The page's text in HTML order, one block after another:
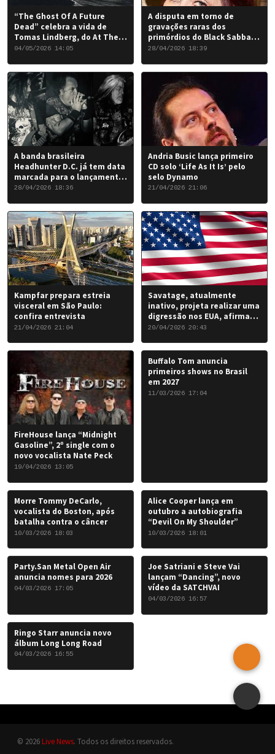
“The Ghost Of A Future
Dead” celebra a vida de
Tomas Lindberg, do At The
Gates
04/05/2026 14:05
A disputa em torno de
gravações raras dos
primórdios do Black Sabbath
chegou a um desfecho
28/04/2026 18:39
A banda brasileira
Headhunter D.C. já tem data
marcada para o lançamento
do seu novo álbum “Rise of
28/04/2026 18:36
Andria Busic lança primeiro
CD solo ‘Life As It Is’ pelo
selo Dynamo
21/04/2026 21:06
Kampfar prepara estreia
visceral em São Paulo:
confira entrevista
21/04/2026 21:04
Savatage, atualmente
inativo, projeta realizar uma
digressão nos EUA, afirma
Chris Caffery
20/04/2026 20:43
FireHouse lança “Midnight
Gasoline”, 2º single com o
novo vocalista Nate Peck
19/04/2026 13:05
Buffalo Tom anuncia
primeiros shows no Brasil
em 2027
11/03/2026 17:04
Morre Tommy DeCarlo,
vocalista do Boston, após
batalha contra o câncer
10/03/2026 18:03
Alice Cooper lança em
outubro a autobiografia
“Devil On My Shoulder”
10/03/2026 18:01
Party.San Metal Open Air
anuncia nomes para 2026
04/03/2026 17:05
Joe Satriani e Steve Vai
lançam “Dancing”, novo
vídeo da SATCHVAI
04/03/2026 16:57
Ringo Starr anuncia novo
álbum Long Long Road
04/03/2026 16:55
© 2026Live News. Todos os direitos reservados.